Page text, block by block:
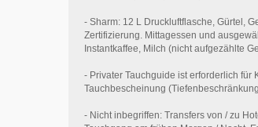
- Sharm: 12 L Druckluftflasche, Gürtel,
Zertifizierung. Mittagessen und
Instantkaffee, Milch (nicht aufgezählte
- Privater Tauchguide ist erforderlich für
Tauchbescheinung
- Nicht inbegriffen: Transfers von / zu